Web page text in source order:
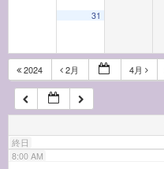
31
2024 2月 4月
終日
6:00 AM
7:00 AM
8:00 AM